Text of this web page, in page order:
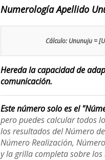
Numerología Apellido
Cálculo: Ununuju =
Hereda la capacidad de
comunicación.
Este número solo es el
pero puedes calcular todos
los resultados del Número
Número Realización,
y la grilla completa sobre los